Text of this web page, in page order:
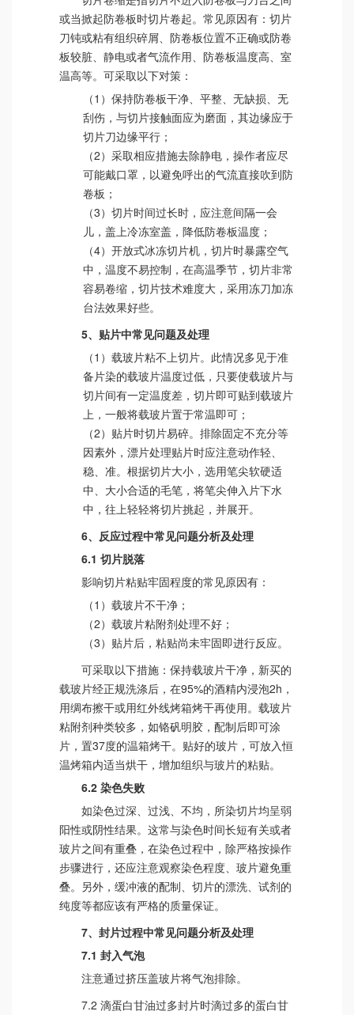
或当掀起防卷板时切片卷起。常见原因有：切片
刀钝或粘有组织碎屑、防卷板位置不正确或防卷
板较脏、静电或者气流作用、防卷板温度高、室
温高等。可采取以下对策：
（1）保持防卷板干净、平整、无缺损、无
刮伤，与切片接触面应为磨面，其边缘应于
切片刀边缘平行；
（2）采取相应措施去除静电，操作者应尽
可能戴口罩，以避免呼出的气流直接吹到防
卷板；
（3）切片时间过长时，应注意间隔一会
儿，盖上冷冻室盖，降低防卷板温度；
（4）开放式冰冻切片机，切片时暴露空气
中，温度不易控制，在高温季节，切片非常
容易卷缩，切片技术难度大，采用冻刀加冻
台法效果好些。
5、贴片中常见问题及处理
（1）载玻片粘不上切片。此情况多见于准
备片染的载玻片温度过低，只要使载玻片与
切片间有一定温度差，切片即可贴到载玻片
上，一般将载玻片置于常温即可；
（2）贴片时切片易碎。排除固定不充分等
因素外，漂片处理贴片时应注意动作轻、
稳、准。根据切片大小，选用笔尖软硬适
中、大小合适的毛笔，将笔尖伸入片下水
中，往上轻轻将切片挑起，并展开。
6、反应过程中常见问题分析及处理
6.1 切片脱落
影响切片粘贴牢固程度的常见原因有：
（1）载玻片不干净；
（2）载玻片粘附剂处理不好；
（3）贴片后，粘贴尚未牢固即进行反应。
可采取以下措施：保持载玻片干净，新买的
载玻片经正规洗涤后，在95%的酒精内浸泡2h，
用绸布擦干或用红外线烤箱烤干再使用。载玻片
粘附剂种类较多，如铬矾明胶，配制后即可涂
片，置37度的温箱烤干。贴好的玻片，可放入恒
温烤箱内适当烘干，增加组织与玻片的粘贴。
6.2 染色失败
如染色过深、过浅、不均，所染切片均呈弱
阳性或阴性结果。这常与染色时间长短有关或者
玻片之间有重叠，在染色过程中，除严格按操作
步骤进行，还应注意观察染色程度、玻片避免重
叠。另外，缓冲液的配制、切片的漂洗、试剂的
纯度等都应该有严格的质量保证。
7、封片过程中常见问题分析及处理
7.1 封入气泡
注意通过挤压盖玻片将气泡排除。
7.2 滴蛋白甘油过多封片时滴过多的蛋白甘